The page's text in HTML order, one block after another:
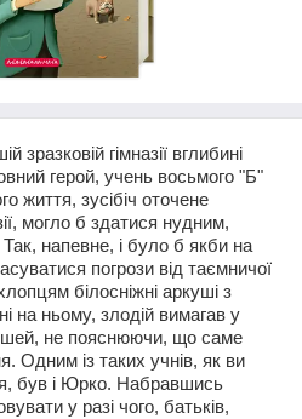
зразковій гімназії вглибині
герой, учень восьмого "Б"
життя, зусібіч оточене
могло б здатися нудним,
напевне, і було б якби на
погрози від таємничої
білосніжні аркуші з
на ньому, злодій вимагав у
не пояснюючи, що саме
Одним із таких учнів, як ви
був і Юрко. Набравшись
у разі чого, батьків,